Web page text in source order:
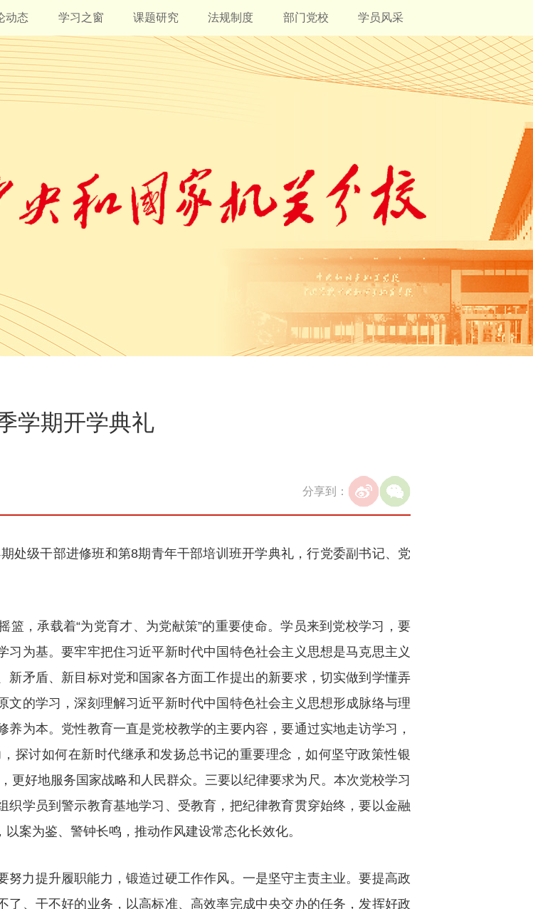
动态 学习之窗 课题研究 法规制度 部门党校 学员风采
学期开学典礼
分享到：
处级干部进修班和第8期青年干部培训班开学典礼，行党委副书记、党
，承载着“为党育才、为党献策”的重要使命。学员来到党校学习，要
为基。要牢牢把住习近平新时代中国特色社会主义思想是马克思主义
新矛盾、新目标对党和国家各方面工作提出的新要求，切实做到学懂弄
的学习，深刻理解习近平新时代中国特色社会主义思想形成脉络与理
为本。党性教育一直是党校教学的主要内容，要通过实地走访学习，
探讨如何在新时代继承和发扬总书记的重要理念，如何坚守政策性银
更好地服务国家战略和人民群众。三要以纪律要求为尺。本次党校学习
学员到警示教育基地学习、受教育，把纪律教育贯穿始终，要以金融
案为鉴、警钟长鸣，推动作风建设常态化长效化。
力提升履职能力，锻造过硬工作作风。一是坚守主责主业。要提高政
、干不好的业务，以高标准、高效率完成中央交办的任务，发挥好政